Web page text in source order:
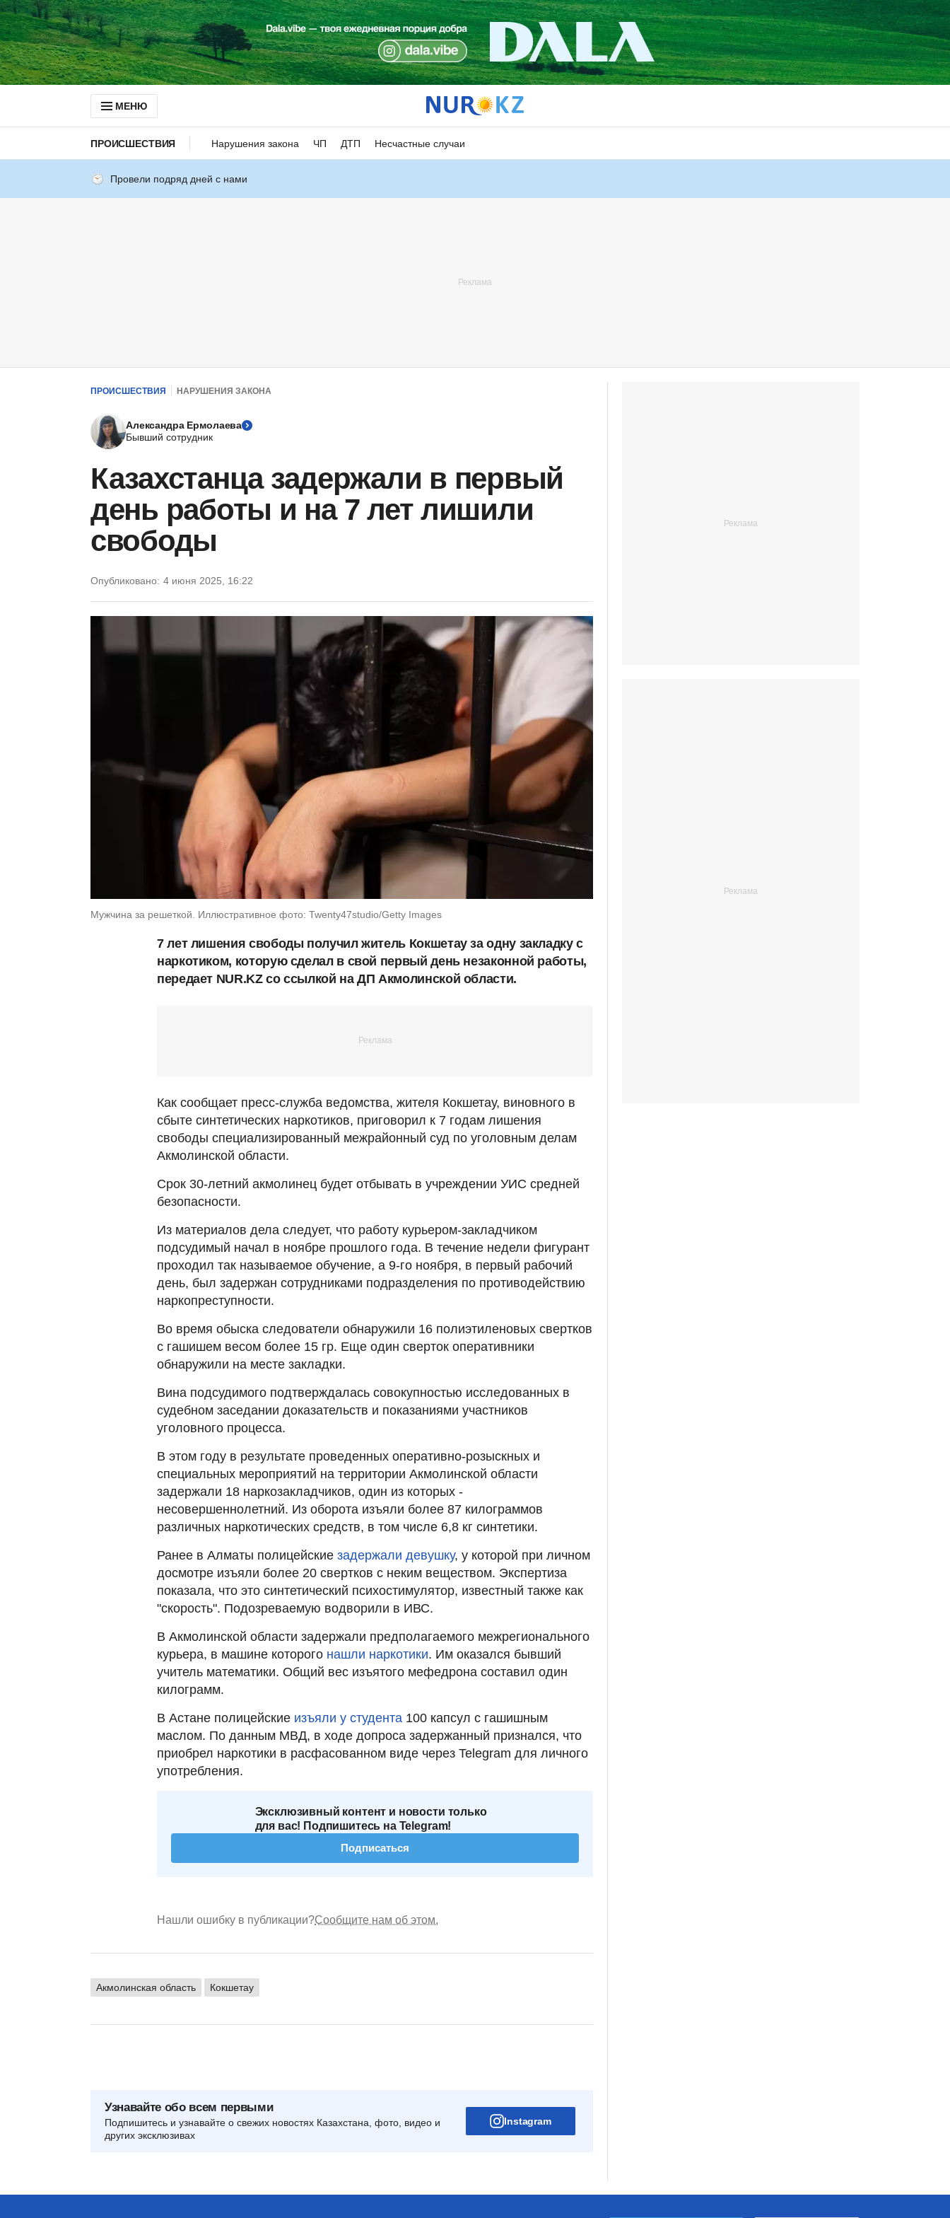
МЕНЮ
ПРОИСШЕСТВИЯ Нарушения закона ЧП ДТП Несчастные случаи
Провели подряд дней с нами
ПРОИСШЕСТВИЯ НАРУШЕНИЯ ЗАКОНА
Александра Ермолаева
Бывший сотрудник
Казахстанца задержали в первый
день работы и на 7 лет лишили
свободы
Опубликовано: 4 июня 2025, 16:22
Мужчина за решеткой. Иллюстративное фото: Twenty47studio/Getty Images
7 лет лишения свободы получил житель Кокшетау за одну закладку с
наркотиком, которую сделал в свой первый день незаконной работы,
передает NUR.KZ со ссылкой на ДП Акмолинской области.
Как сообщает пресс-служба ведомства, жителя Кокшетау, виновного в
сбыте синтетических наркотиков, приговорил к 7 годам лишения
свободы специализированный межрайонный суд по уголовным делам
Акмолинской области.
Срок 30-летний акмолинец будет отбывать в учреждении УИС средней
безопасности.
Из материалов дела следует, что работу курьером-закладчиком
подсудимый начал в ноябре прошлого года. В течение недели фигурант
проходил так называемое обучение, а 9-го ноября, в первый рабочий
день, был задержан сотрудниками подразделения по противодействию
наркопреступности.
Во время обыска следователи обнаружили 16 полиэтиленовых свертков
с гашишем весом более 15 гр. Еще один сверток оперативники
обнаружили на месте закладки.
Вина подсудимого подтверждалась совокупностью исследованных в
судебном заседании доказательств и показаниями участников
уголовного процесса.
В этом году в результате проведенных оперативно-розыскных и
специальных мероприятий на территории Акмолинской области
задержали 18 наркозакладчиков, один из которых -
несовершеннолетний. Из оборота изъяли более 87 килограммов
различных наркотических средств, в том числе 6,8 кг синтетики.
Ранее в Алматы полицейские задержали девушку, у которой при личном
досмотре изъяли более 20 свертков с неким веществом. Экспертиза
показала, что это синтетический психостимулятор, известный также как
"скорость". Подозреваемую водворили в ИВС.
В Акмолинской области задержали предполагаемого межрегионального
курьера, в машине которого нашли наркотики. Им оказался бывший
учитель математики. Общий вес изъятого мефедрона составил один
килограмм.
В Астане полицейские изъяли у студента 100 капсул с гашишным
маслом. По данным МВД, в ходе допроса задержанный признался, что
приобрел наркотики в расфасованном виде через Telegram для личного
употребления.
Эксклюзивный контент и новости только
для вас! Подпишитесь на Telegram!
Подписаться
Нашли ошибку в публикации?Сообщите нам об этом.
Акмолинская область Кокшетау
Узнавайте обо всем первыми
Подпишитесь и узнавайте о свежих новостях Казахстана, фото, видео и
других эксклюзивах
Instagram